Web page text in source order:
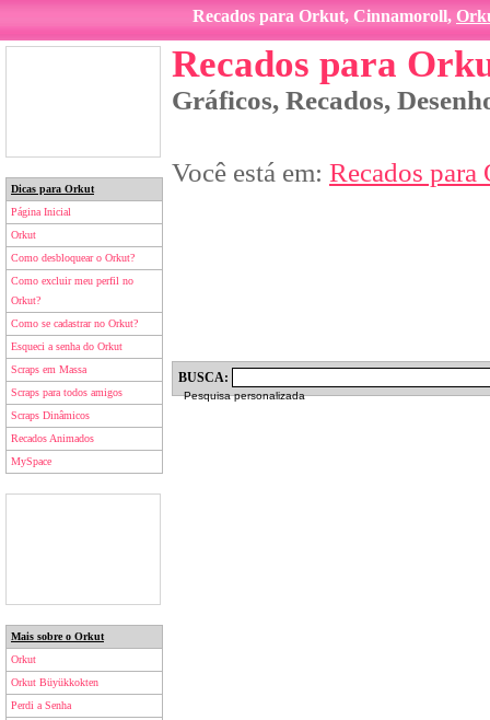
Recados para Orkut, Cinnamoroll,
Dicas para Orkut
Página Inicial
Orkut
Como desbloquear o Orkut?
Como excluir meu perfil no
Orkut?
Como se cadastrar no Orkut?
Esqueci a senha do Orkut
Scraps em Massa
Scraps para todos amigos
Scraps Dinâmicos
Recados Animados
MySpace
Mais sobre o Orkut
Orkut
Orkut Büyükkokten
Perdi a Senha
Recados para
Gráficos, Recados,
Você está em: Recados para
BUSCA:
Pesquisa personalizada